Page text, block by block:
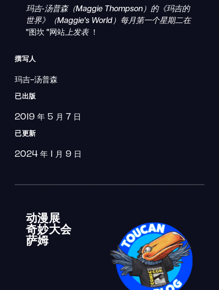
玛吉-汤普森（Maggie Thompson）的《玛吉的
世界》（Maggie's World）每月第一个星期二在
"图坎 "网站上发表 ！
撰写人
玛吉-汤普森
已出版
2019 年 5 月 7 日
已更新
2024 年 1 月 9 日
动漫展
奇妙大会
萨姆